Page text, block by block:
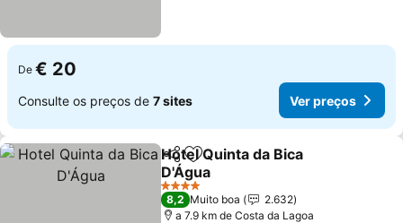
De € 20
Consulte os preços de 7 sites Ver preços
PartilharAdicionar aos favoritos
Hotel Quinta da Bica
D'Água
4 Estrelas
8,2 Muito boa
2.632
a 7.9 km de Costa da Lagoa